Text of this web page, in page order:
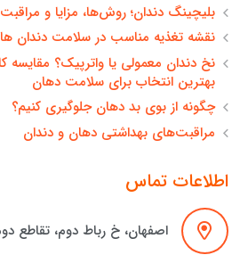
بلیچینگ دندان؛ روش‌ها، مزایا و
نقشه تغذیه مناسب در سلامت دندان ها
نخ دندان معمولی یا واترپیک؟ مقایسه
بهترین انتخاب برای سلامت دهان
چگونه از بوی بد دهان جلوگیری کنیم؟
مراقبت‌های بهداشتی دهان و دندان
اطلاعات تماس
اصفهان، خ رباط دوم، تقاطع